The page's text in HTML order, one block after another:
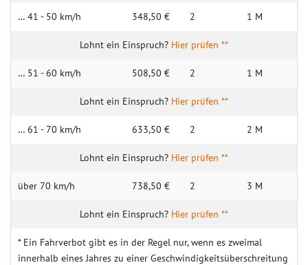
… 41 - 50 km/h 348,50 € 2 1 M
Hier prüfen **
… 51 - 60 km/h 508,50 € 2 1 M
Hier prüfen **
… 61 - 70 km/h 633,50 € 2 2 M
Hier prüfen **
über 70 km/h 738,50 € 2 3 M
Hier prüfen **
* Ein Fahrverbot gibt es in der Regel nur, wenn es zweimal
innerhalb eines Jahres zu einer Geschwindigkeitsüberschreitung